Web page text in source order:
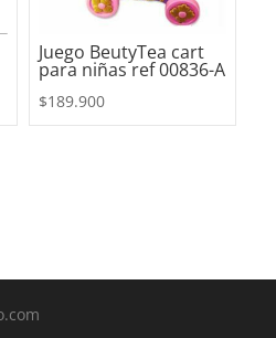
Juego BeutyTea cart
para niñas ref 00836-A
$189.900